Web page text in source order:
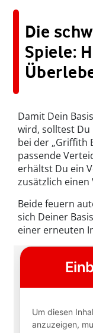
Die
Spiele:
Damit Dein
wird, solltest Du
bei der „Griffith
passende
erhältst Du ein
zusätzlich
Beide feuern
sich Deiner
einer erneuten